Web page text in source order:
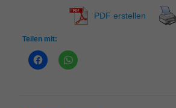
PDF erstellen
Teilen mit: